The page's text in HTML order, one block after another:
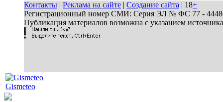
Контакты | Реклама на сайте | Создание сайта | 18+
Регистрационный номер СМИ: Серия ЭЛ № ФС 77 - 44486
Публикация материалов возможна с указанием
Gismeteo